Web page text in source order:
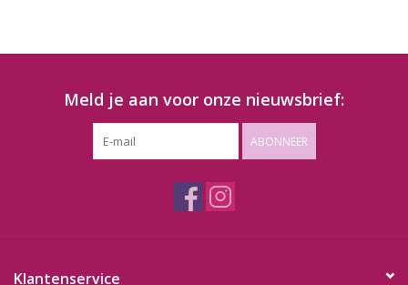
Meld je aan voor onze nieuwsbrief:
ABONNEER
Klantenservice